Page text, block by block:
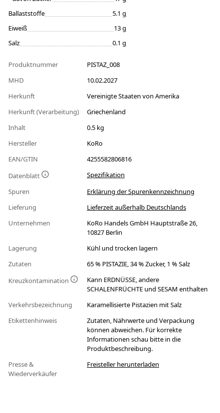
Ballaststoffe
5.1 g
Eiweiß
13 g
Salz
0.1 g
Produktnummer
PISTAZ_008
MHD
10.02.2027
Herkunft
Vereinigte Staaten von Amerika
Herkunft (Verarbeitung)
Griechenland
Inhalt
0.5 kg
Hersteller
KoRo
EAN/GTIN
4255582806816
Datenblatt
Spezifikation
Spuren
Erklärung der Spurenkennzeichnung
Lieferung
Lieferzeit außerhalb Deutschlands
Unternehmen
KoRo Handels GmbH Hauptstraße 26,
10827 Berlin
Lagerung
Kühl und trocken lagern
Zutaten
65 % PISTAZIE, 34 % Zucker, 1 % Salz
Kreuzkontamination
Kann ERDNÜSSE, andere
SCHALENFRÜCHTE und SESAM enthalten
Verkehrsbezeichnung
Karamellisierte Pistazien mit Salz
Etikettenhinweis
Zutaten, Nährwerte und Verpackung
können abweichen. Für korrekte
Informationen schau bitte in die
Produktbeschreibung.
Presse &
Wiederverkäufer
Freisteller herunterladen